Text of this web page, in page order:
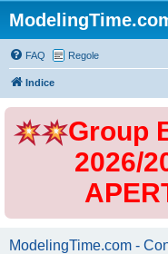
FAQ Regole
Indice
Group
2026/
ModelingTime.com -